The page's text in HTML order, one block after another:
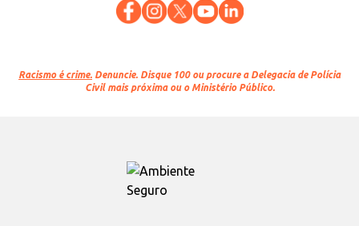
Racismo é crime. Denuncie. Disque 100 ou procure a Delegacia de Polícia
Civil mais próxima ou o Ministério Público.